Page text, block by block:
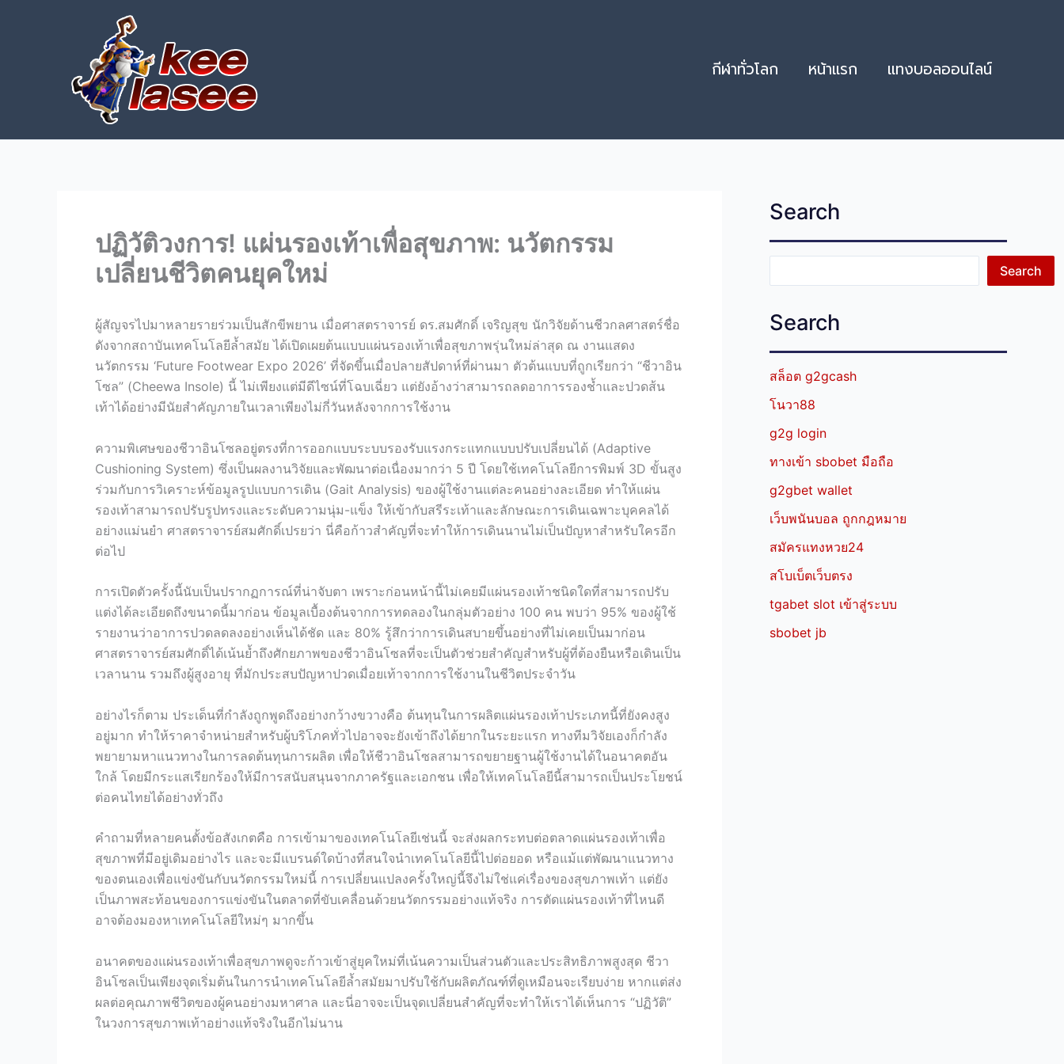
กีฬาทั่วโลก หน้าแรก แทงบอลออนไลน์
ปฏิวัติวงการ! แผ่นรองเท้าเพื่อสุขภาพ: นวัตกรรม
เปลี่ยนชีวิตคนยุคใหม่
ผู้สัญจรไปมาหลายรายร่วมเป็นสักขีพยาน เมื่อศาสตราจารย์ ดร.สมศักดิ์ เจริญสุข นักวิจัยด้านชีวกลศาสตร์ชื่อ
ดังจากสถาบันเทคโนโลยีล้ำสมัย ได้เปิดเผยต้นแบบแผ่นรองเท้าเพื่อสุขภาพรุ่นใหม่ล่าสุด ณ งานแสดง
นวัตกรรม ‘Future Footwear Expo 2026’ ที่จัดขึ้นเมื่อปลายสัปดาห์ที่ผ่านมา ตัวต้นแบบที่ถูกเรียกว่า “ชีวาอิน
โซล” (Cheewa Insole) นี้ ไม่เพียงแต่มีดีไซน์ที่โฉบเฉี่ยว แต่ยังอ้างว่าสามารถลดอาการรองช้ำและปวดส้น
เท้าได้อย่างมีนัยสำคัญภายในเวลาเพียงไม่กี่วันหลังจากการใช้งาน
ความพิเศษของชีวาอินโซลอยู่ตรงที่การออกแบบระบบรองรับแรงกระแทกแบบปรับเปลี่ยนได้ (Adaptive
Cushioning System) ซึ่งเป็นผลงานวิจัยและพัฒนาต่อเนื่องมากว่า 5 ปี โดยใช้เทคโนโลยีการพิมพ์ 3D ขั้นสูง
ร่วมกับการวิเคราะห์ข้อมูลรูปแบบการเดิน (Gait Analysis) ของผู้ใช้งานแต่ละคนอย่างละเอียด ทำให้แผ่น
รองเท้าสามารถปรับรูปทรงและระดับความนุ่ม-แข็ง ให้เข้ากับสรีระเท้าและลักษณะการเดินเฉพาะบุคคลได้
อย่างแม่นยำ ศาสตราจารย์สมศักดิ์เปรยว่า นี่คือก้าวสำคัญที่จะทำให้การเดินนานไม่เป็นปัญหาสำหรับใครอีก
ต่อไป
การเปิดตัวครั้งนี้นับเป็นปรากฏการณ์ที่น่าจับตา เพราะก่อนหน้านี้ไม่เคยมีแผ่นรองเท้าชนิดใดที่สามารถปรับ
แต่งได้ละเอียดถึงขนาดนี้มาก่อน ข้อมูลเบื้องต้นจากการทดลองในกลุ่มตัวอย่าง 100 คน พบว่า 95% ของผู้ใช้
รายงานว่าอาการปวดลดลงอย่างเห็นได้ชัด และ 80% รู้สึกว่าการเดินสบายขึ้นอย่างที่ไม่เคยเป็นมาก่อน
ศาสตราจารย์สมศักดิ์ได้เน้นย้ำถึงศักยภาพของชีวาอินโซลที่จะเป็นตัวช่วยสำคัญสำหรับผู้ที่ต้องยืนหรือเดินเป็น
เวลานาน รวมถึงผู้สูงอายุ ที่มักประสบปัญหาปวดเมื่อยเท้าจากการใช้งานในชีวิตประจำวัน
อย่างไรก็ตาม ประเด็นที่กำลังถูกพูดถึงอย่างกว้างขวางคือ ต้นทุนในการผลิตแผ่นรองเท้าประเภทนี้ที่ยังคงสูง
อยู่มาก ทำให้ราคาจำหน่ายสำหรับผู้บริโภคทั่วไปอาจจะยังเข้าถึงได้ยากในระยะแรก ทางทีมวิจัยเองก็กำลัง
พยายามหาแนวทางในการลดต้นทุนการผลิต เพื่อให้ชีวาอินโซลสามารถขยายฐานผู้ใช้งานได้ในอนาคตอัน
ใกล้ โดยมีกระแสเรียกร้องให้มีการสนับสนุนจากภาครัฐและเอกชน เพื่อให้เทคโนโลยีนี้สามารถเป็นประโยชน์
ต่อคนไทยได้อย่างทั่วถึง
คำถามที่หลายคนตั้งข้อสังเกตคือ การเข้ามาของเทคโนโลยีเช่นนี้ จะส่งผลกระทบต่อตลาดแผ่นรองเท้าเพื่อ
สุขภาพที่มีอยู่เดิมอย่างไร และจะมีแบรนด์ใดบ้างที่สนใจนำเทคโนโลยีนี้ไปต่อยอด หรือแม้แต่พัฒนาแนวทาง
ของตนเองเพื่อแข่งขันกับนวัตกรรมใหม่นี้ การเปลี่ยนแปลงครั้งใหญ่นี้จึงไม่ใช่แค่เรื่องของสุขภาพเท้า แต่ยัง
เป็นภาพสะท้อนของการแข่งขันในตลาดที่ขับเคลื่อนด้วยนวัตกรรมอย่างแท้จริง การตัดแผ่นรองเท้าที่ไหนดี
อาจต้องมองหาเทคโนโลยีใหม่ๆ มากขึ้น
อนาคตของแผ่นรองเท้าเพื่อสุขภาพดูจะก้าวเข้าสู่ยุคใหม่ที่เน้นความเป็นส่วนตัวและประสิทธิภาพสูงสุด ชีวา
อินโซลเป็นเพียงจุดเริ่มต้นในการนำเทคโนโลยีล้ำสมัยมาปรับใช้กับผลิตภัณฑ์ที่ดูเหมือนจะเรียบง่าย หากแต่ส่ง
ผลต่อคุณภาพชีวิตของผู้คนอย่างมหาศาล และนี่อาจจะเป็นจุดเปลี่ยนสำคัญที่จะทำให้เราได้เห็นการ “ปฏิวัติ”
ในวงการสุขภาพเท้าอย่างแท้จริงในอีกไม่นาน
Search
Search
Search
สล็อต g2gcash
โนวา88
g2g login
ทางเข้า sbobet มือถือ
g2gbet wallet
เว็บพนันบอล ถูกกฎหมาย
สมัครแทงหวย24
สโบเบ็ตเว็บตรง
tgabet slot เข้าสู่ระบบ
sbobet jb